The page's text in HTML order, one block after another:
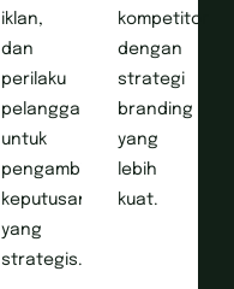
iklan,
dan
perilaku
pelanggan
untuk
pengambilan
keputusan
yang
strategis.
kompetitor
dengan
strategi
branding
yang
lebih
kuat.